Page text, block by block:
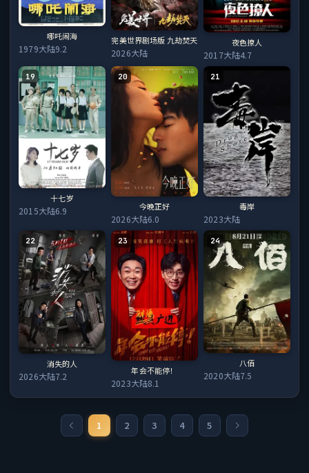
哪吒闹海
1979大陆9.2
完美世界剧场版 九劫焚天
2026大陆
夜色撩人
2017大陆4.7
19
十七岁
2015大陆6.9
20
今晚正好
2026大陆6.0
21
毒岸
2023大陆
22
消失的人
2026大陆7.2
23
年会不能停！
2023大陆8.1
24
八佰
2020大陆7.5
1 2 3 4 5